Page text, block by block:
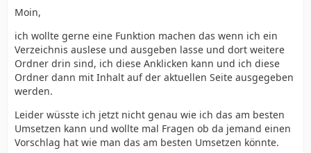
Moin,
ich wollte gerne eine Funktion machen das wenn ich ein
Verzeichnis auslese und ausgeben lasse und dort weitere
Ordner drin sind, ich diese Anklicken kann und ich diese
Ordner dann mit Inhalt auf der aktuellen Seite ausgegeben
werden.
Leider wüsste ich jetzt nicht genau wie ich das am besten
Umsetzen kann und wollte mal Fragen ob da jemand einen
Vorschlag hat wie man das am besten Umsetzen könnte.